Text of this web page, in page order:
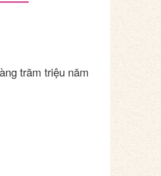
trăm triệu năm